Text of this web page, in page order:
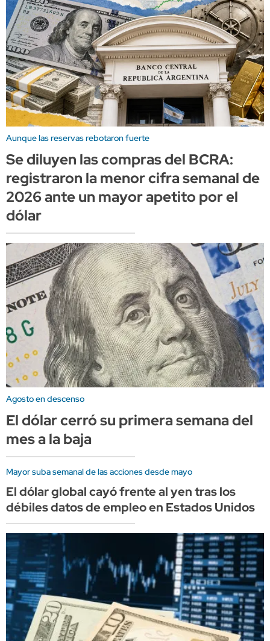
Aunque las reservas rebotaron fuerte
Se diluyen las compras del BCRA:
registraron la menor cifra semanal de
2026 ante un mayor apetito por el
dólar
Agosto en descenso
El dólar cerró su primera semana del
mes a la baja
Mayor suba semanal de las acciones desde mayo
El dólar global cayó frente al yen tras los
débiles datos de empleo en Estados Unidos